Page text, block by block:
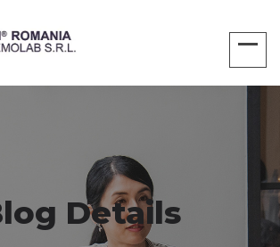
Details